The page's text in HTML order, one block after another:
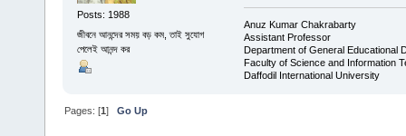
Posts: 1988
জীবনে আনন্দের সময় বড় কম, তাই সুযোগ
পেলেই আনন্দ কর
Anuz Kumar Chakrabarty
Assistant Professor
Department of General Educational
Faculty of Science and Information
Daffodil International University
Pages: [1]Go Up